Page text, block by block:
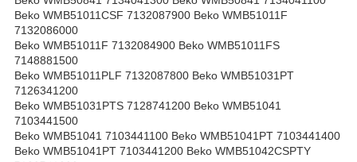
Beko WMB51011CSF 7132087900 Beko WMB51011F
7132086000
Beko WMB51011F 7132084900 Beko WMB51011FS
7148881500
Beko WMB51011PLF 7132087800 Beko WMB51031PT
7126341200
Beko WMB51031PTS 7128741200 Beko WMB51041
7103441500
Beko WMB51041 7103441100 Beko WMB51041PT 7103441400
Beko WMB51041PT 7103441200 Beko WMB51042CSPTY